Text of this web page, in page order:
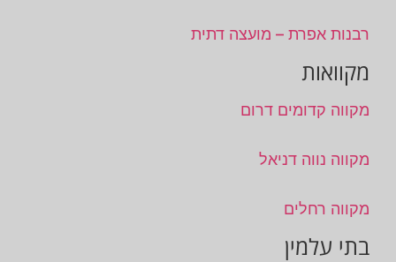
רבנות אפרת – מועצה דתית
מקוואות
מקווה קדומים דרום
מקווה נווה דניאל
מקווה רחלים
בתי עלמין